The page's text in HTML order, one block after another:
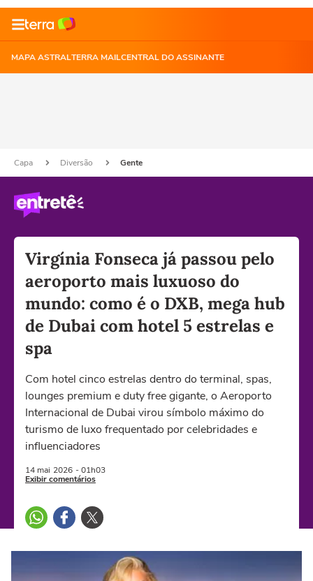
MAPA ASTRALTERRA MAILCENTRAL DO ASSINANTE
Capa Diversão Gente
Virgínia Fonseca já passou pelo
aeroporto mais luxuoso do
mundo: como é o DXB, mega hub
de Dubai com hotel 5 estrelas e
spa
Com hotel cinco estrelas dentro do terminal, spas,
lounges premium e duty free gigante, o Aeroporto
Internacional de Dubai virou símbolo máximo do
turismo de luxo frequentado por celebridades e
influenciadores
14 mai 2026 - 01h03
Exibir comentários